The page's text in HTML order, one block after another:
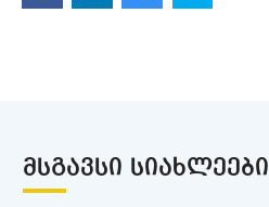
ᲛᲡᲒᲐᲕᲡᲘ ᲡᲘᲐᲮᲚᲔᲔᲑᲘ